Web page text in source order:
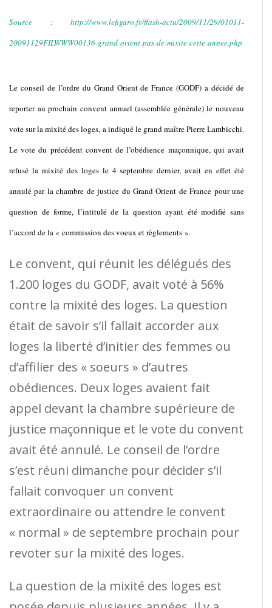
Source : http://www.lefigaro.fr/flash-actu/2009/11/29/01011-
20091129FILWWW00136-grand-orient-pas-de-mixite-cette-annee.php
Le conseil de l’ordre du Grand Orient de France (GODF) a décidé de
reporter au prochain convent annuel (assemblée générale) le nouveau
vote sur la mixité des loges, a indiqué le grand maître Pierre Lambicchi.
Le vote du précédent convent de l’obédience maçonnique, qui avait
refusé la mixité des loges le 4 septembre dernier, avait en effet été
annulé par la chambre de justice du Grand Orient de France pour une
question de forme, l’intitulé de la question ayant été modifié sans
l’accord de la « commission des voeux et règlements ».
Le convent, qui réunit les délégués des
1.200 loges du GODF, avait voté à 56%
contre la mixité des loges. La question
était de savoir s’il fallait accorder aux
loges la liberté d’initier des femmes ou
d’affilier des « soeurs » d’autres
obédiences. Deux loges avaient fait
appel devant la chambre supérieure de
justice maçonnique et le vote du convent
avait été annulé. Le conseil de l’ordre
s’est réuni dimanche pour décider s’il
fallait convoquer un convent
extraordinaire ou attendre le convent
« normal » de septembre prochain pour
revoter sur la mixité des loges.
La question de la mixité des loges est